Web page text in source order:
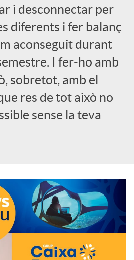
i desconnectar per
diferents i fer balanç
aconseguit durant
I fer-ho amb
sobretot, amb el
res de tot això no
sense la teva